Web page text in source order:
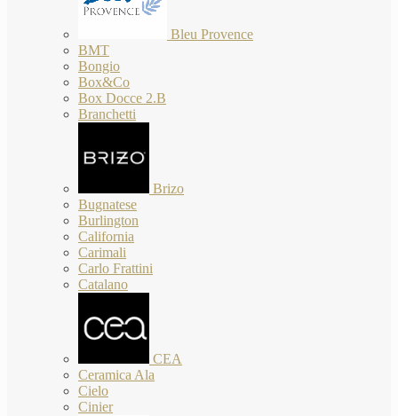
Bleu Provence
BMT
Bongio
Box&Co
Box Docce 2.B
Branchetti
Brizo
Bugnatese
Burlington
California
Carimali
Carlo Frattini
Catalano
CEA
Ceramica Ala
Cielo
Cinier